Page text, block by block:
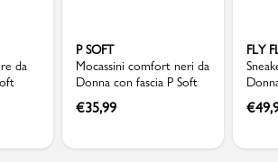
da
P SOFT
Mocassini comfort neri da
Donna con fascia P Soft
€35,99
FLY
Fly
€